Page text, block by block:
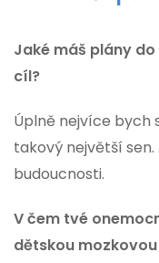
Jaké máš plány
cíl?
Úplně nejvíce bych
takový největší
budoucnosti.
V čem tvé
dětskou